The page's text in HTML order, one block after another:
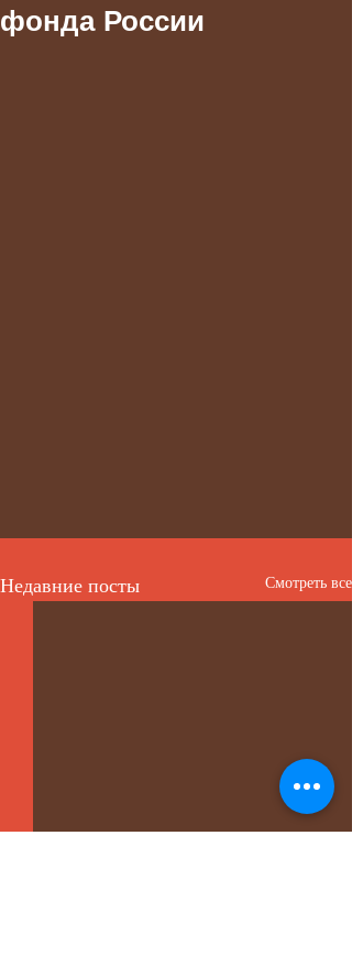
фонда России
Недавние посты Смотреть все